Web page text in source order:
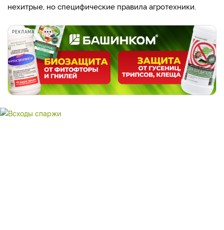
нехитрые, но специфические правила агротехники.
РЕКЛАМА